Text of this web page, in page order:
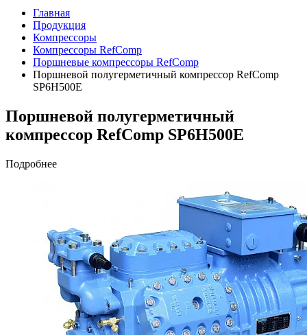
Главная
Продукция
Компрессоры
Компрессоры RefComp
Поршневые компрессоры RefComp
Поршневой полугерметичный компрессор RefComp
SP6H500E
Поршневой полугерметичный
компрессор RefComp SP6H500E
Подробнее